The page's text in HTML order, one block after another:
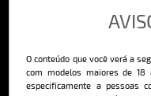
O conteúdo que você verá a
com modelos maiores de 18
especificamente a pessoas
O Bella da Semana é a
do Brasil, com ensaios
qualidade, além de